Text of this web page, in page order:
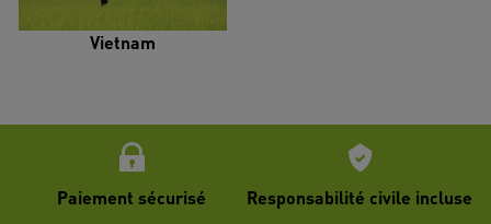
Vietnam
Paiement sécurisé Responsabilité civile incluse